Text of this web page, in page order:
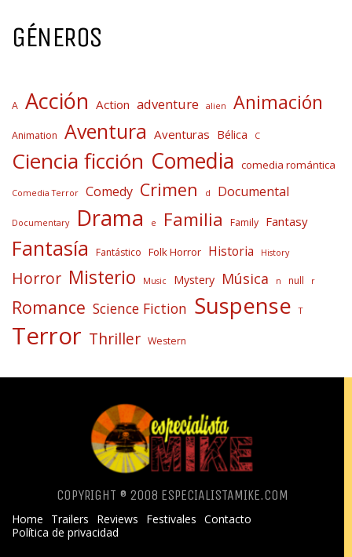
GÉNEROS
A Acción Action adventure alien Animación
Animation Aventura Aventuras Bélica C
Ciencia ficción Comedia comedia romántica
Comedia Terror Comedy Crimen d Documental
Documentary Drama e Familia Family Fantasy
Fantasía Fantástico Folk Horror Historia History
Horror Misterio Music Mystery Música n null r
Romance Science Fiction Suspense T
Terror Thriller Western
COPYRIGHT ® 2008 ESPECIALISTAMIKE.COM
Home Trailers Reviews Festivales Contacto
Política de privacidad